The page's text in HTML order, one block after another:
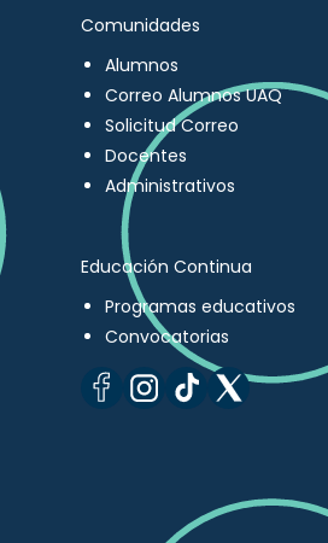
Comunidades
Alumnos
Correo Alumnos UAQ
Solicitud Correo
Docentes
Administrativos
Educación Continua
Programas educativos
Convocatorias